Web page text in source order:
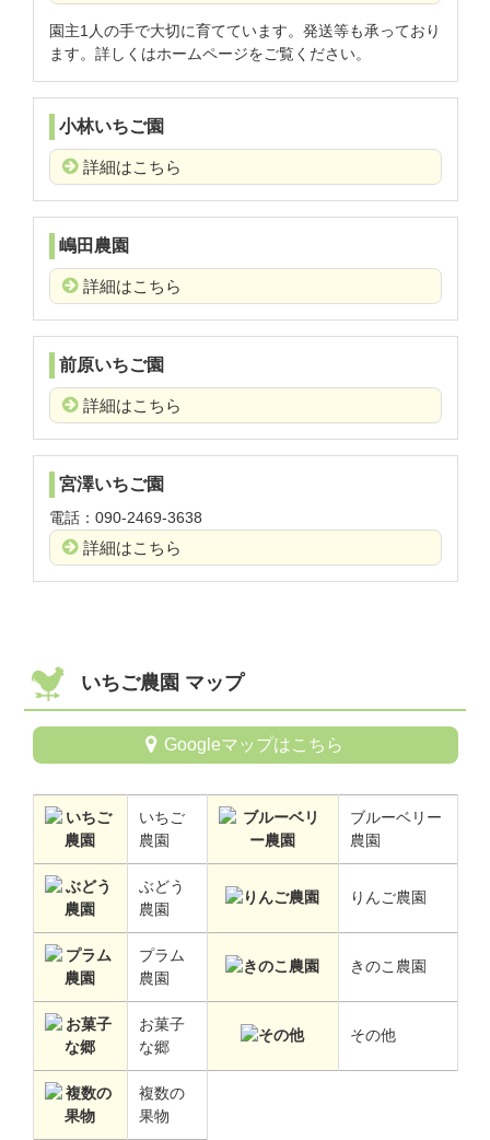
園主1人の手で大切に育てています。発送等も承っており
ます。詳しくはホームページをご覧ください。
小林いちご園
詳細はこちら
嶋田農園
詳細はこちら
前原いちご園
詳細はこちら
宮澤いちご園
電話：090-2469-3638
詳細はこちら
いちご農園 マップ
Googleマップはこちら
いちご
農園
ブルーベリー
農園
ぶどう
農園
りんご農園
プラム
農園
きのこ農園
お菓子
な郷
その他
複数の
果物